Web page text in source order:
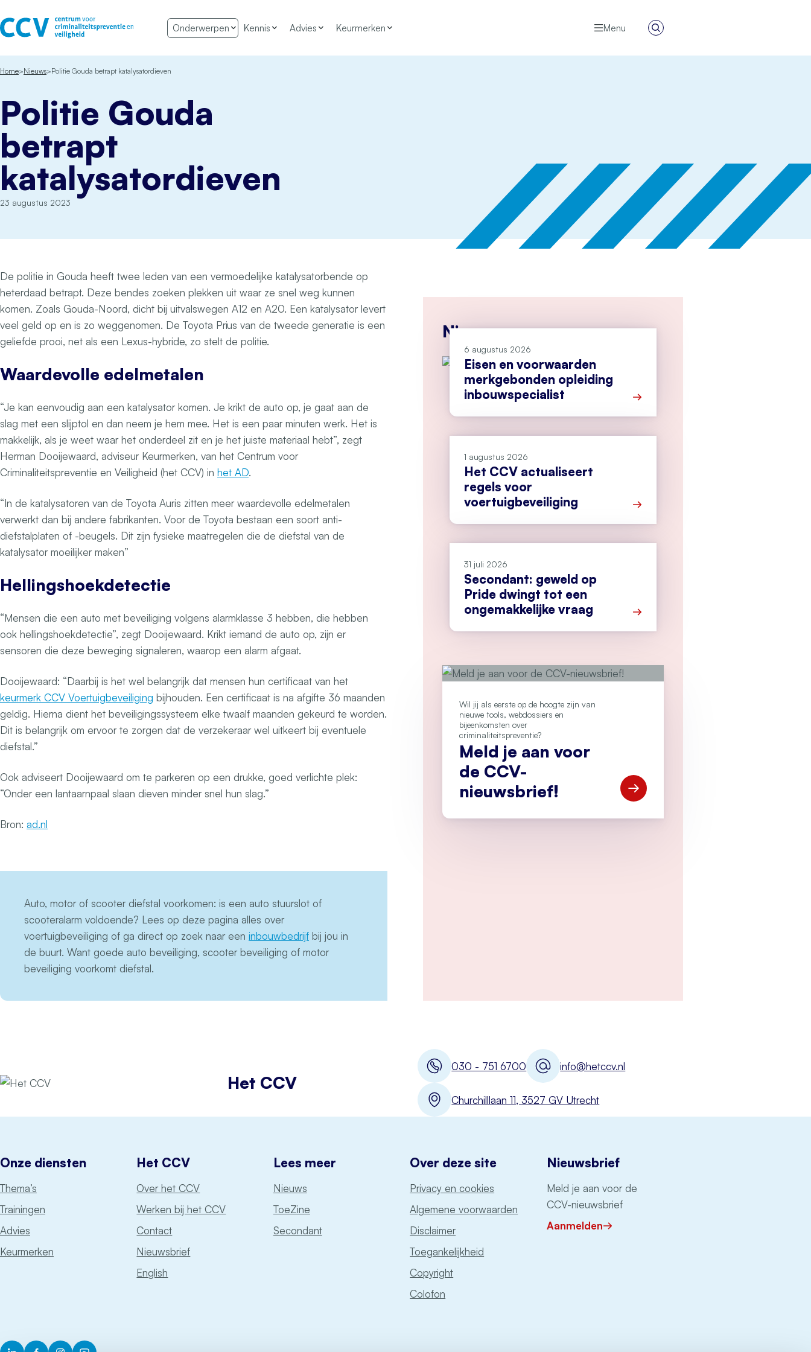
Onderwerpen Kennis Advies Keurmerken Menu
Zoeken
Home Nieuws Politie Gouda betrapt katalysatordieven
Politie Gouda
betrapt
katalysatordieven
23 augustus 2023
De politie in Gouda heeft twee leden van een vermoedelijke katalysatorbende op
heterdaad betrapt. Deze bendes zoeken plekken uit waar ze snel weg kunnen
komen. Zoals Gouda-Noord, dicht bij uitvalswegen A12 en A20. Een katalysator levert
veel geld op en is zo weggenomen. De Toyota Prius van de tweede generatie is een
geliefde prooi, net als een Lexus-hybride, zo stelt de politie.
Waardevolle edelmetalen
“Je kan eenvoudig aan een katalysator komen. Je krikt de auto op, je gaat aan de
slag met een slijptol en dan neem je hem mee. Het is een paar minuten werk. Het is
makkelijk, als je weet waar het onderdeel zit en je het juiste materiaal hebt”, zegt
Herman Dooijewaard, adviseur Keurmerken, van het Centrum voor
Criminaliteitspreventie en Veiligheid (het CCV) in het AD.
“In de katalysatoren van de Toyota Auris zitten meer waardevolle edelmetalen
verwerkt dan bij andere fabrikanten. Voor de Toyota bestaan een soort anti-
diefstalplaten of -beugels. Dit zijn fysieke maatregelen die de diefstal van de
katalysator moeilijker maken”
Hellingshoekdetectie
“Mensen die een auto met beveiliging volgens alarmklasse 3 hebben, die hebben
ook hellingshoekdetectie”, zegt Dooijewaard. Krikt iemand de auto op, zijn er
sensoren die deze beweging signaleren, waarop een alarm afgaat.
Dooijewaard: “Daarbij is het wel belangrijk dat mensen hun certificaat van het
keurmerk CCV Voertuigbeveiliging bijhouden. Een certificaat is na afgifte 36 maanden
geldig. Hierna dient het beveiligingssysteem elke twaalf maanden gekeurd te worden.
Dit is belangrijk om ervoor te zorgen dat de verzekeraar wel uitkeert bij eventuele
diefstal.”
Ook adviseert Dooijewaard om te parkeren op een drukke, goed verlichte plek:
“Onder een lantaarnpaal slaan dieven minder snel hun slag.”
Bron: ad.nl
Auto, motor of scooter diefstal voorkomen: is een auto stuurslot of
scooteralarm voldoende? Lees op deze pagina alles over
voertuigbeveiliging of ga direct op zoek naar een inbouwbedrijf bij jou in
de buurt. Want goede auto beveiliging, scooter beveiliging of motor
beveiliging voorkomt diefstal.
Nieuws
6 augustus 2026
Eisen en voorwaarden
merkgebonden opleiding
inbouwspecialist
1 augustus 2026
Het CCV actualiseert
regels voor
voertuigbeveiliging
31 juli 2026
Secondant: geweld op
Pride dwingt tot een
ongemakkelijke vraag
Wil jij als eerste op de hoogte zijn van
nieuwe tools, webdossiers en
bijeenkomsten over
criminaliteitspreventie?
Meld je aan voor
de CCV-
nieuwsbrief!
Open Meld je aan voor de CCV-
030 - 751 6700 info@hetccv.nl
Churchilllaan 11, 3527 GV Utrecht
Het CCV
Onze diensten
Thema’s
Trainingen
Advies
Keurmerken
Het CCV
Over het CCV
Werken bij het CCV
Contact
Nieuwsbrief
English
Lees meer
Nieuws
ToeZine
Secondant
Over deze site
Privacy en cookies
Algemene voorwaarden
Disclaimer
Toegankelijkheid
Copyright
Colofon
Nieuwsbrief
Meld je aan voor de
CCV-nieuwsbrief
Aanmelden